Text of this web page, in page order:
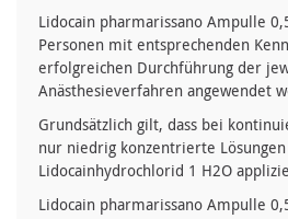
Lidocain pharmarissano Ampulle
Personen mit entsprechenden
erfolgreichen Durchführung der
Anästhesieverfahren angewendet
Grundsätzlich gilt, dass bei
nur niedrig konzentrierte
Lidocainhydrochlorid 1 H2O
Lidocain pharmarissano Ampulle